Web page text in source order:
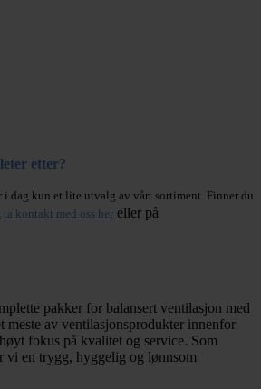
etter?
dag kun et lite utvalg av vårt sortiment. Finner du
ta kontakt med oss her eller på
pakker for balansert ventilasjon med
meste av ventilasjonsprodukter innenfor
fokus på kvalitet og service. Som
vi en trygg, hyggelig og lønnsom